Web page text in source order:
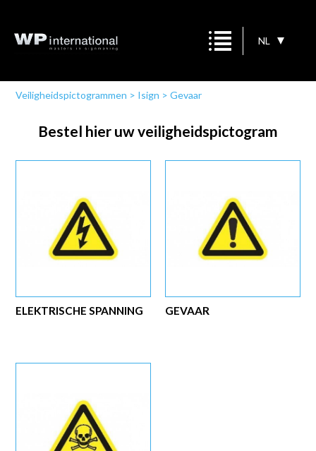
NL
Veiligheidspictogrammen > Isign >Gevaar
Bestel hier uw veiligheidspictogram
ELEKTRISCHE SPANNING GEVAAR